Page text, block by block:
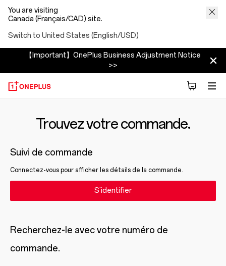
You are visiting
Canada (Français/CAD) site.
Switch to United States (English/USD)
【Important】OnePlus Business Adjustment Notice
>>
Trouvez votre commande.
Suivi de commande
Connectez-vous pour afficher les détails de la commande.
S'identifier
Recherchez-le avec votre numéro de
commande.